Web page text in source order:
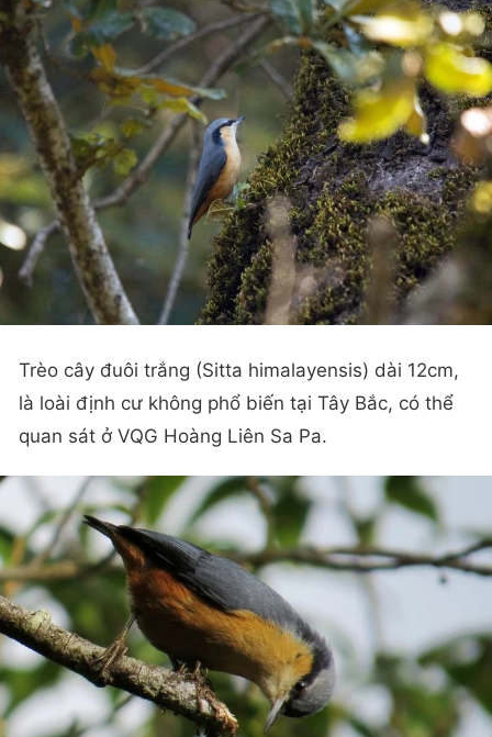
Trèo cây đuôi trắng (Sitta himalayensis) dài 12cm,
là loài định cư không phổ biến tại Tây Bắc, có thể
quan sát ở VQG Hoàng Liên Sa Pa.